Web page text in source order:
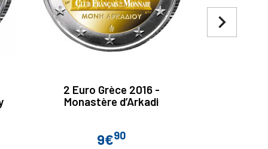
2 Euro Grèce 2016 -
Monastère d’Arkadi
Prix
9€90
navigate_next